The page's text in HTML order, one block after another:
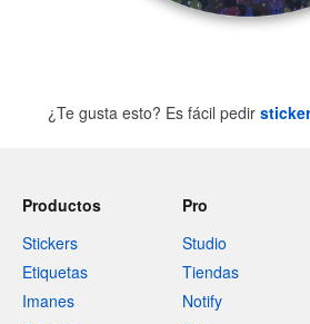
¿Te gusta esto? Es fácil pedir
Productos
Stickers
Etiquetas
Imanes
Pro
Studio
Tiendas
Notify